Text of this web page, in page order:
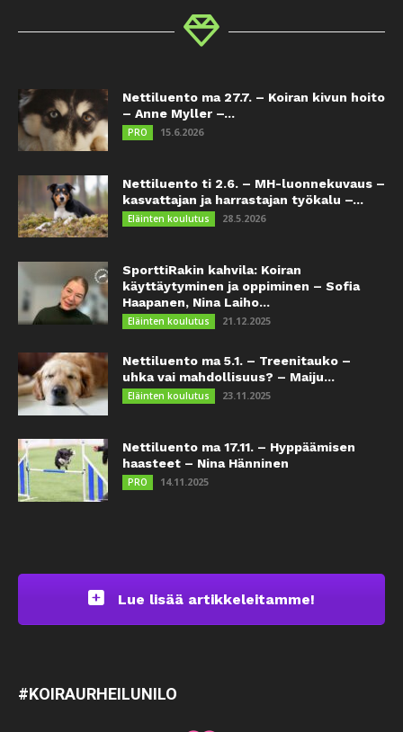
Nettiluento ma 27.7. – Koiran kivun hoito
– Anne Myller –...
PRO 15.6.2026
Nettiluento ti 2.6. – MH-luonnekuvaus –
kasvattajan ja harrastajan työkalu –...
Eläinten koulutus 28.5.2026
SporttiRakin kahvila: Koiran
käyttäytyminen ja oppiminen – Sofia
Haapanen, Nina Laiho...
Eläinten koulutus 21.12.2025
Nettiluento ma 5.1. – Treenitauko –
uhka vai mahdollisuus? – Maiju...
Eläinten koulutus 23.11.2025
Nettiluento ma 17.11. – Hyppäämisen
haasteet – Nina Hänninen
PRO 14.11.2025
Lue lisää artikkeleitamme!
#KOIRAURHEILUNILO